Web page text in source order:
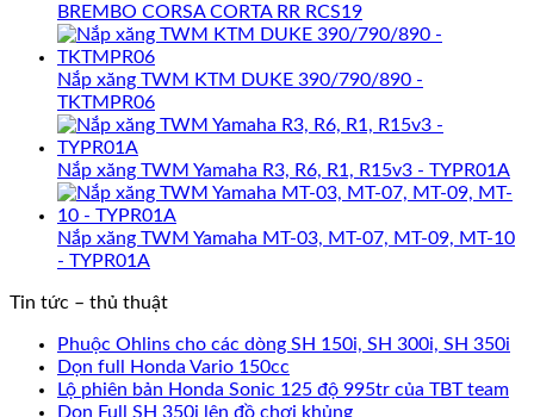
BREMBO CORSA CORTA RR RCS19
Nắp xăng TWM KTM DUKE 390/790/890 -
TKTMPR06
Nắp xăng TWM Yamaha R3, R6, R1, R15v3 - TYPR01A
Nắp xăng TWM Yamaha MT-03, MT-07, MT-09, MT-10
- TYPR01A
Tin tức – thủ thuật
Phuộc Ohlins cho các dòng SH 150i, SH 300i, SH 350i
Dọn full Honda Vario 150cc
Lộ phiên bản Honda Sonic 125 độ 995tr của TBT team
Dọn Full SH 350i lên đồ chơi khủng